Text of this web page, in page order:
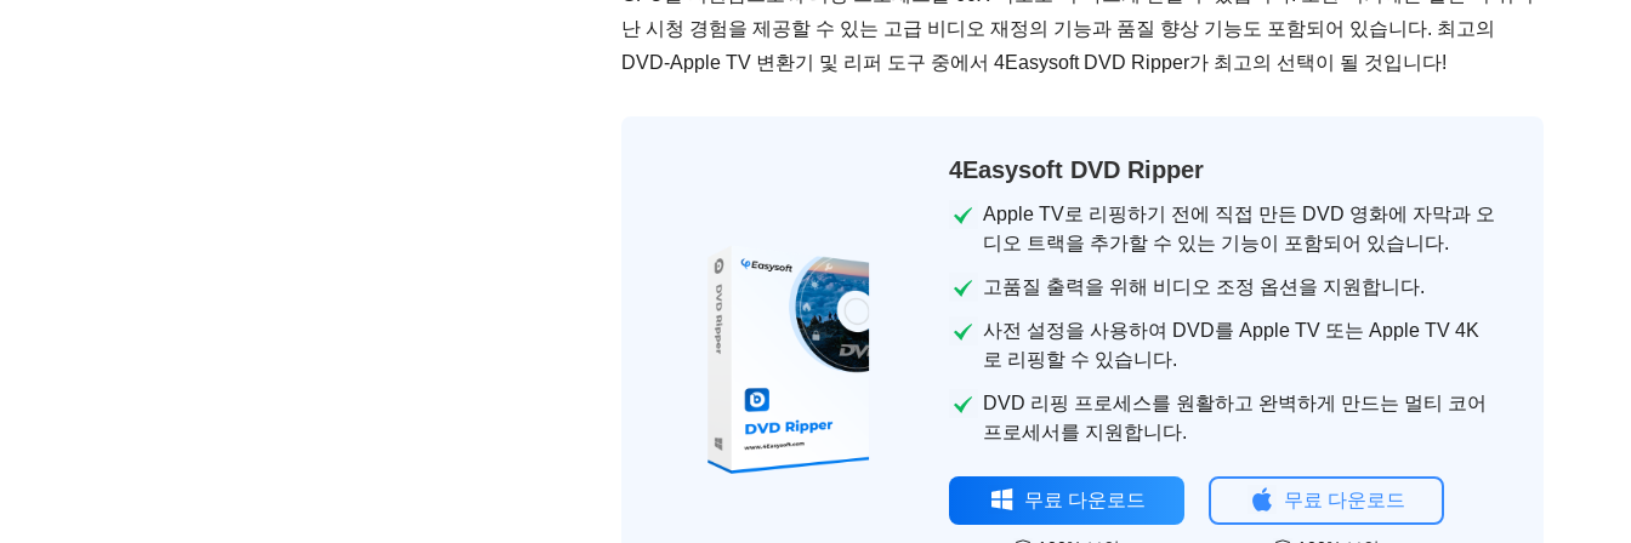
난 시청 경험을 제공할 수 있는 고급 비디오 재정의 기능과 품질 향상 기능도 포함되어 있습니다. 최고의
DVD-Apple TV 변환기 및 리퍼 도구 중에서 4Easysoft DVD Ripper가 최고의 선택이 될 것입니다!
4Easysoft DVD Ripper
Apple TV로 리핑하기 전에 직접 만든 DVD 영화에 자막과 오
디오 트랙을 추가할 수 있는 기능이 포함되어 있습니다.
고품질 출력을 위해 비디오 조정 옵션을 지원합니다.
사전 설정을 사용하여 DVD를 Apple TV 또는 Apple TV 4K
로 리핑할 수 있습니다.
DVD 리핑 프로세스를 원활하고 완벽하게 만드는 멀티 코어
프로세서를 지원합니다.
무료 다운로드 무료 다운로드